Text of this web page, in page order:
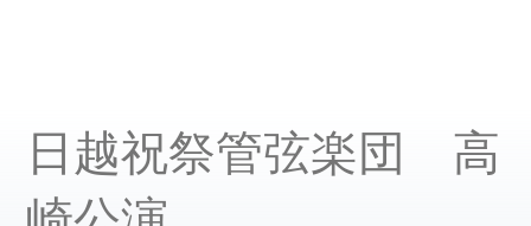
日越祝祭管弦楽団 高